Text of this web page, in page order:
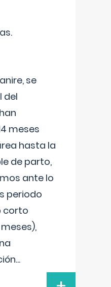
se
del
meses
hasta la
de parto,
ante lo
periodo
corto
...